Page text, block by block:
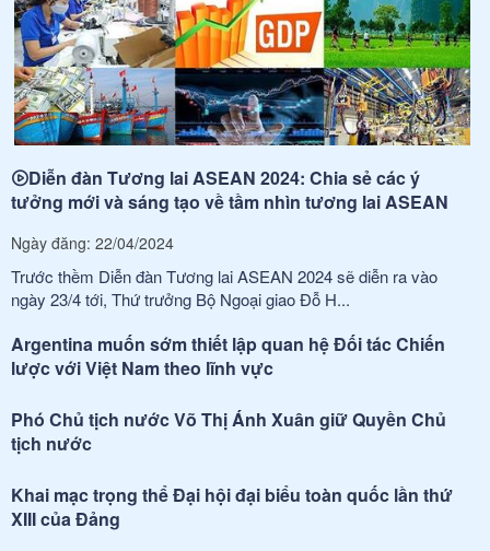
Diễn đàn Tương lai ASEAN 2024: Chia sẻ các ý
tưởng mới và sáng tạo về tầm nhìn tương lai ASEAN
Ngày đăng: 22/04/2024
Trước thềm Diễn đàn Tương lai ASEAN 2024 sẽ diễn ra vào
ngày 23/4 tới, Thứ trưởng Bộ Ngoại giao Đỗ H...
Argentina muốn sớm thiết lập quan hệ Đối tác Chiến
lược với Việt Nam theo lĩnh vực
Phó Chủ tịch nước Võ Thị Ánh Xuân giữ Quyền Chủ
tịch nước
Khai mạc trọng thể Đại hội đại biểu toàn quốc lần thứ
XIII của Đảng